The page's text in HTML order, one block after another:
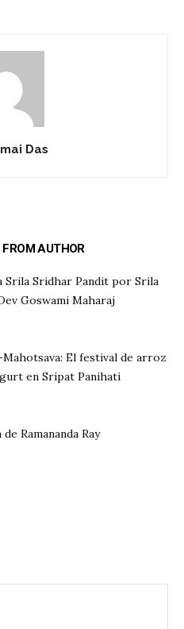
Das
FROM AUTHOR
Srila Sridhar Pandit por Srila
Goswami Maharaj
El festival de arroz
en Sripat Panihati
Ramananda Ray